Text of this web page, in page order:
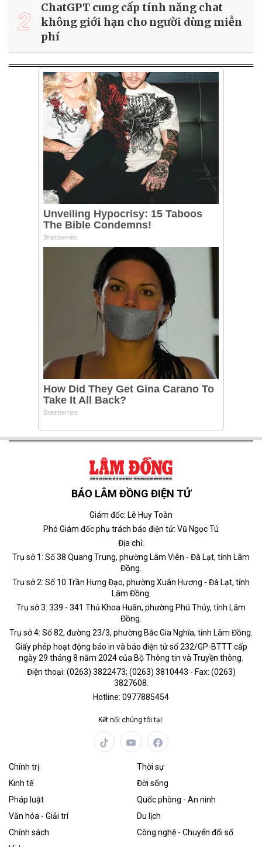
2
ChatGPT cung cấp tính năng chat
không giới hạn cho người dùng miễn
phí
BÁO LÂM ĐỒNG ĐIỆN TỬ
Giám đốc: Lê Huy Toàn
Phó Giám đốc phụ trách báo điện tử: Vũ Ngọc Tú
Địa chỉ:
Trụ sở 1: Số 38 Quang Trung, phường Lâm Viên - Đà Lạt, tỉnh Lâm
Đồng.
Trụ sở 2: Số 10 Trần Hưng Đạo, phường Xuân Hương - Đà Lạt, tỉnh
Lâm Đồng.
Trụ sở 3: 339 - 341 Thủ Khoa Huân, phường Phú Thủy, tỉnh Lâm
Đồng.
Trụ sở 4: Số 82, đường 23/3, phường Bắc Gia Nghĩa, tỉnh Lâm Đồng.
Giấy phép hoạt động báo in và báo điện tử số 232/GP-BTTT cấp
ngày 29 tháng 8 năm 2024 của Bộ Thông tin và Truyền thông.
Điện thoại: (0263) 3822473; (0263) 3810443 - Fax: (0263)
3827608.
Hotline: 0977885454
Kết nối chúng tôi tại:
Chính trị
Thời sự
Kinh tế
Đời sống
Pháp luật
Quốc phòng - An ninh
Văn hóa - Giải trí
Du lịch
Chính sách
Công nghệ - Chuyển đổi số